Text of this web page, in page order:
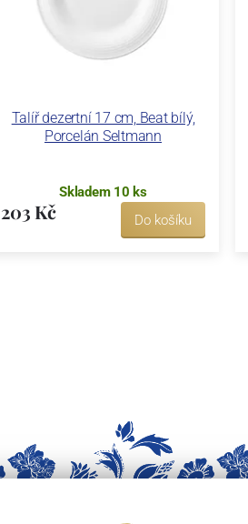
Talíř dezertní 17 cm, Beat bílý,
Porcelán Seltmann
Skladem 10 ks
203 Kč Do košíku